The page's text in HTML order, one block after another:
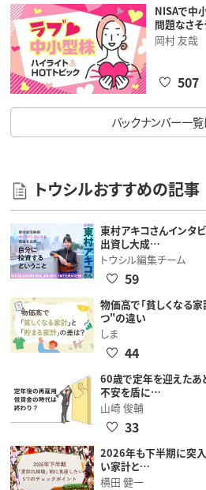
NISAで中
問題なさ
岡村 友哉
507
バックナンバー一
トウシルおすすめの記事
東村アキコさんインタ
出資し大成…
トウシル編集チーム
59
物価高で「貧しくなる
つ"の違い
しま
44
60歳で定年を迎えた
不安を盾に…
山崎 俊輔
33
2026年も下半期に突入
い家計と…
横田 健一